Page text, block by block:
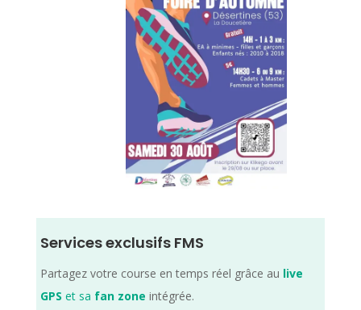
Services exclusifs FMS
Partagez votre course en temps réel grâce au live
GPS et sa fan zone intégrée.